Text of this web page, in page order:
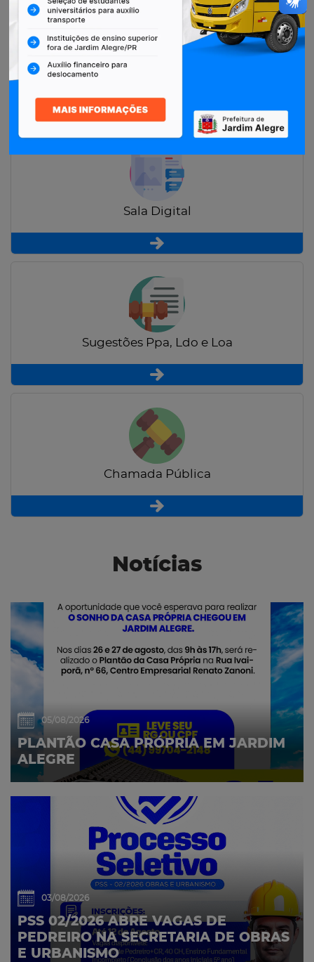
Restituição de Contribuintes
Sala Digital
Sugestões Ppa, Ldo e Loa
Chamada Pública
Notícias
05/08/2026
PLANTÃO CASA PRÓPRIA EM JARDIM
ALEGRE
03/08/2026
PSS 02/2026 ABRE VAGAS DE
PEDREIRO NA SECRETARIA DE OBRAS
E URBANISMO